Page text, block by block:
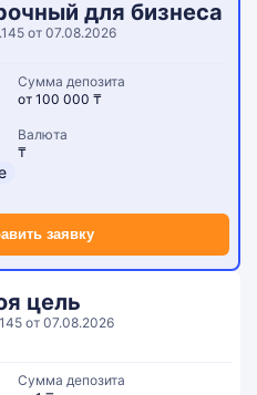
для бизнеса
от 07.08.2026
заявку
Сумма депозита
от 100 000 ₸
Валюта
₸
цель
от 07.08.2026
Сумма депозита